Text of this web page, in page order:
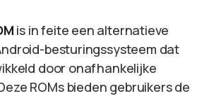
is in feite een alternatieve
besturingssysteem dat
door onafhankelijke
ROMs bieden gebruikers de